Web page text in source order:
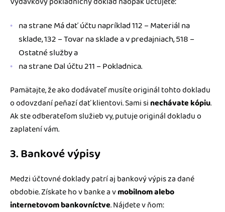
na strane Má dať účtu napríklad 112 – Materiál na
sklade, 132 – Tovar na sklade a v predajniach, 518 –
Ostatné služby a
na strane Dal účtu 211 – Pokladnica.
Pamätajte, že ako dodávateľ musíte originál tohto dokladu
o odovzdaní peňazí dať klientovi. Sami sinechávate kópiu.
Ak ste odberateľom služieb vy, putuje originál dokladu o
zaplatení vám.
3. Bankové výpisy
Medzi účtovné doklady patrí aj bankový výpis za dané
obdobie. Získate ho v banke a vmobilnom alebo
internetovom bankovníctve. Nájdete v ňom: